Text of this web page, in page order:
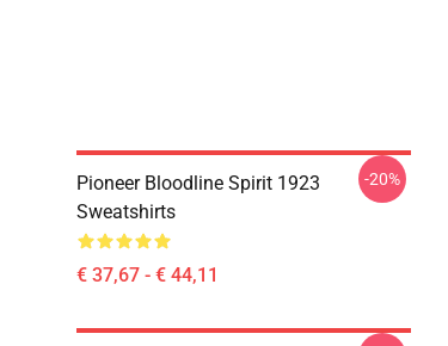
Pioneer Bloodline Spirit 1923
Sweatshirts
€ 37,67 - € 44,11
-20%